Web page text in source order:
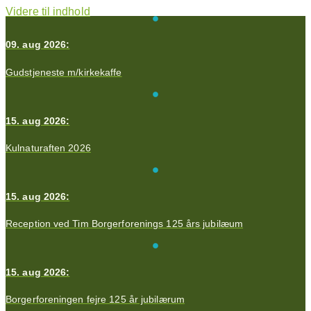
Videre til indhold
09. aug 2026:
Gudstjeneste m/kirkekaffe
15. aug 2026:
Kulnaturaften 2026
15. aug 2026:
Reception ved Tim Borgerforenings 125 års jubilæum
15. aug 2026:
Borgerforeningen fejre 125 år jubilærum